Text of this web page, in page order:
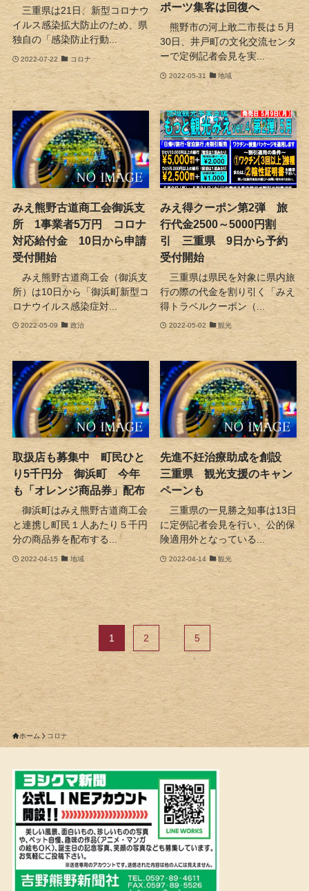
三重県は21日、新型コロナウ
イルス感染拡大防止のため、県
独自の「感染防止行動...
2022-07-22 コロナ
ポーツ集客は回復へ
熊野市の河上敢二市長は５月
30日、井戸町の文化交流センタ
ーで定例記者会見を実...
2022-05-31 地域
みえ熊野古道商工会御浜支
所 1事業者5万円 コロナ
対応給付金 10日から申請
受付開始
みえ熊野古道商工会（御浜支
所）は10日から「御浜町新型コ
ロナウイルス感染症対...
2022-05-09 政治
みえ得クーポン第2弾 旅
行代金2500～5000円割
引 三重県 9日から予約
受付開始
三重県は県民を対象に県内旅
行の際の代金を割り引く「みえ
得トラベルクーポン（...
2022-05-02 観光
取扱店も募集中 町民ひと
り5千円分 御浜町 今年
も「オレンジ商品券」配布
御浜町はみえ熊野古道商工会
と連携し町民１人あたり５千円
分の商品券を配布する...
2022-04-15 地域
先進不妊治療助成を創設
三重県 観光支援のキャン
ペーンも
三重県の一見勝之知事は13日
に定例記者会見を行い、公的保
険適用外となっている...
2022-04-14 観光
1 2 ... 5
ホーム コロナ